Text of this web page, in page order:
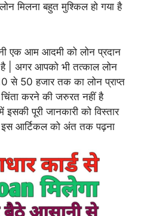
मिलना बहुत मुश्किल हो गया है
एक आम आदमी को लोन प्रदान
| अगर आपको भी तत्काल लोन
से 50 हजार तक का लोन प्राप्त
करने की जरुरत नहीं है
पूरी जानकारी को विस्तार
आर्टिकल को अंत तक पढ़ना